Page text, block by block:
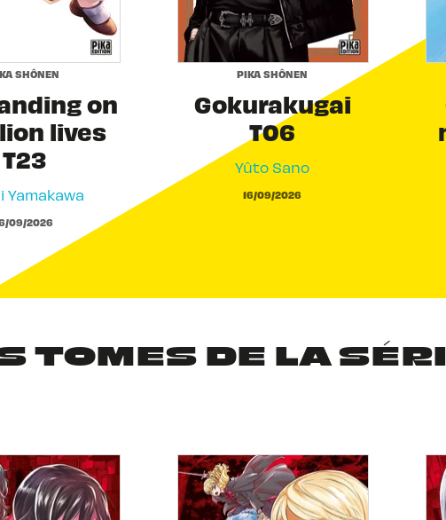
SHÔNEN
on
lives
T23
Yamakawa
09/2026
PIKA SHÔNEN
Gokurakugai
T06
Yûto Sano
16/09/2026
TOMES DE LA